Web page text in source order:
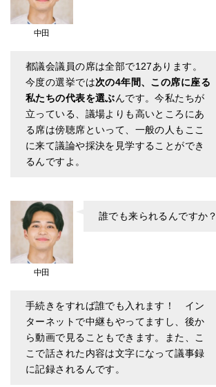
中田
都議会議員の席は全部で127あります。
今度の選挙では次の4年間、この席に座る
私たちの代表を選ぶんです。今私たちが
立っている、議場よりも高いところにあ
る席は傍聴席といって、一般の人もここ
に来て議論や採決を見学することができ
るんですよ。
中田
誰でも来られるんですか？
手続きをすれば誰でも入れます！ イン
ターネットで中継もやってますし、後か
ら動画で見ることもできます。また、こ
こで話された内容は文字になって議事録
に記録されるんです。